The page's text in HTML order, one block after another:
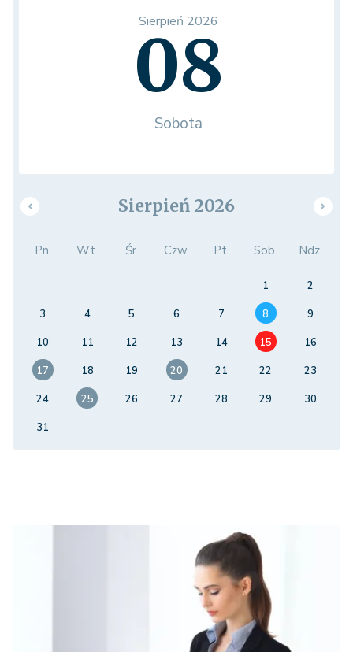
Sierpień 2026
08
Sobota
Sierpień 2026
Pn. Wt. Śr. Czw. Pt. Sob. Ndz.
1
2
3
4 5 6 7 8
9
10
11 12 13 14 15
16
17
18 19 20 21 22
23
24
25 26 27 28 29
30
31